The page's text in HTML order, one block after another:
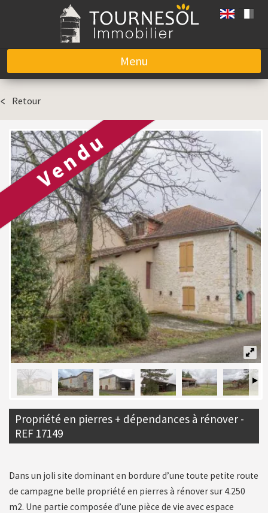
Menu
Aller au contenu
Retour
Vendu
Propriété en pierres + dépendances à rénover -
REF 17149
Dans un joli site dominant en bordure d’une toute petite route
de campagne belle propriété en pierres à rénover sur 4.250
m2. Une partie composée d’une pièce de vie avec espace